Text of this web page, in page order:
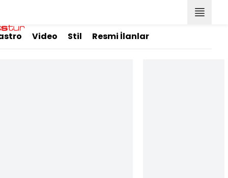
Video Stil Resmi İlanlar